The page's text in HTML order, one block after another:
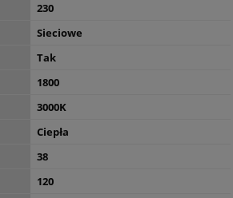
230
Sieciowe
Tak
1800
3000K
Ciepła
38
120